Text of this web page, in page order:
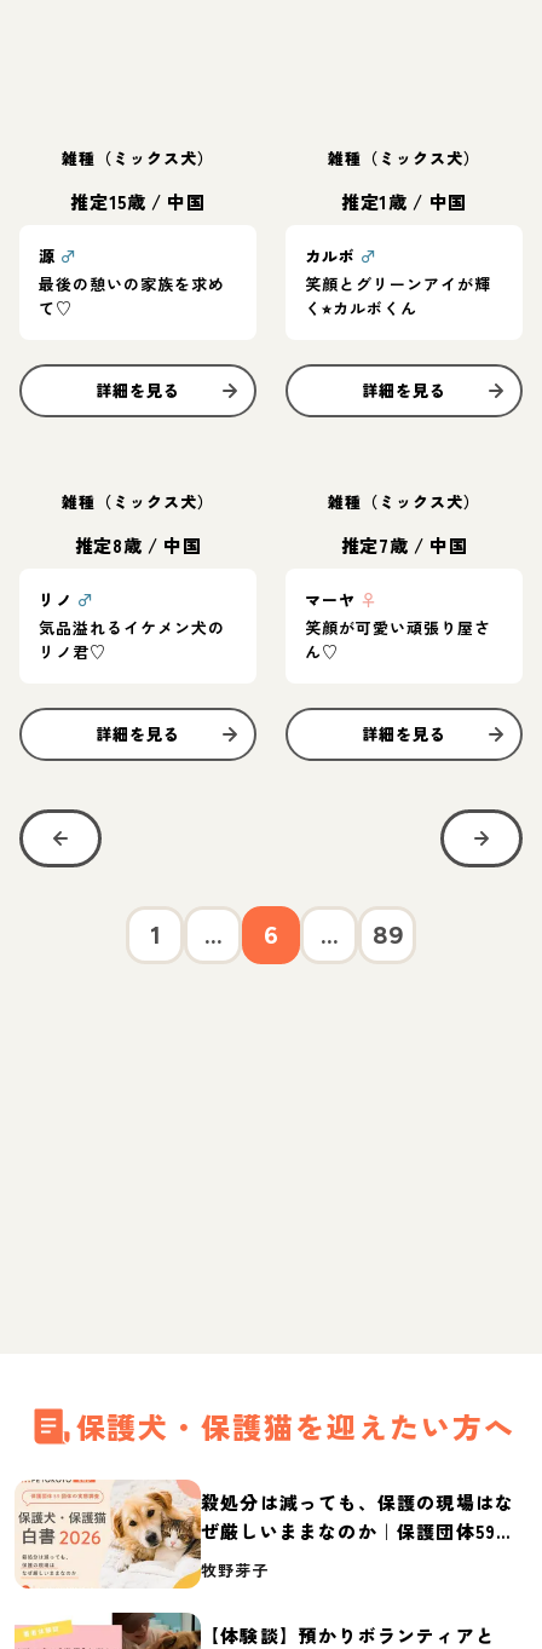
雑種（ミックス犬）
推定15歳 / 中国
源 ♂
最後の憩いの家族を求め
て♡
詳細を見る
雑種（ミックス犬）
推定1歳 / 中国
カルボ ♂
笑顔とグリーンアイが輝
く⭐︎カルボくん
詳細を見る
雑種（ミックス犬）
推定8歳 / 中国
リノ ♂
気品溢れるイケメン犬の
リノ君♡
詳細を見る
雑種（ミックス犬）
推定7歳 / 中国
マーヤ ♀
笑顔が可愛い頑張り屋さ
ん♡
詳細を見る
1 ... 6 ... 89
保護犬・保護猫を迎えたい方へ
殺処分は減っても、保護の現場はな
ぜ厳しいままなのか｜保護団体59団
体の実態調査【保護犬・保護猫白書
牧野芽子
【体験談】預かりボランティアと